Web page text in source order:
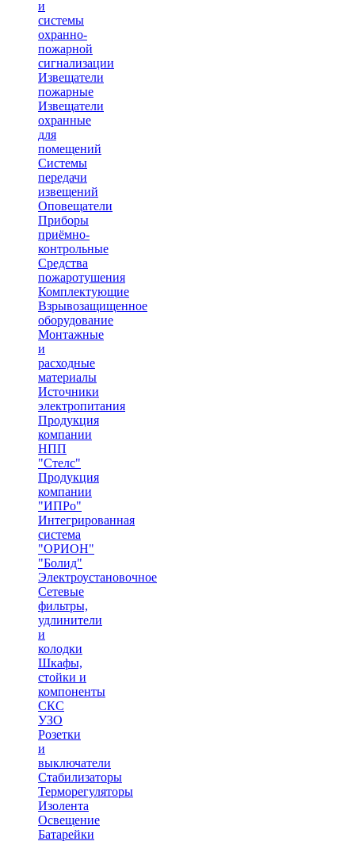
и
системы
охранно-
пожарной
сигнализации
Извещатели
пожарные
Извещатели
охранные
для
помещений
Системы
передачи
извещений
Оповещатели
Приборы
приёмно-
контрольные
Средства
пожаротушения
Комплектующие
Взрывозащищенное
оборудование
Монтажные
и
расходные
материалы
Источники
электропитания
Продукция
компании
НПП
"Стелс"
Продукция
компании
"ИПРо"
Интегрированная
система
"ОРИОН"
"Болид"
Электроустановочное
Сетевые
фильтры,
удлинители
и
колодки
Шкафы,
стойки и
компоненты
СКС
УЗО
Розетки
и
выключатели
Стабилизаторы
Терморегуляторы
Изолента
Освещение
Батарейки